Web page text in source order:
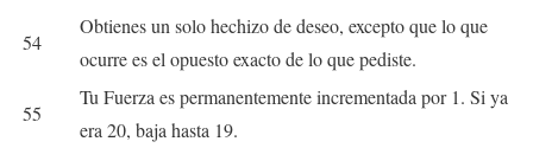
54
Obtienes un solo hechizo de deseo, excepto que lo que
ocurre es el opuesto exacto de lo que pediste.
55
Tu Fuerza es permanentemente incrementada por 1. Si ya
era 20, baja hasta 19.